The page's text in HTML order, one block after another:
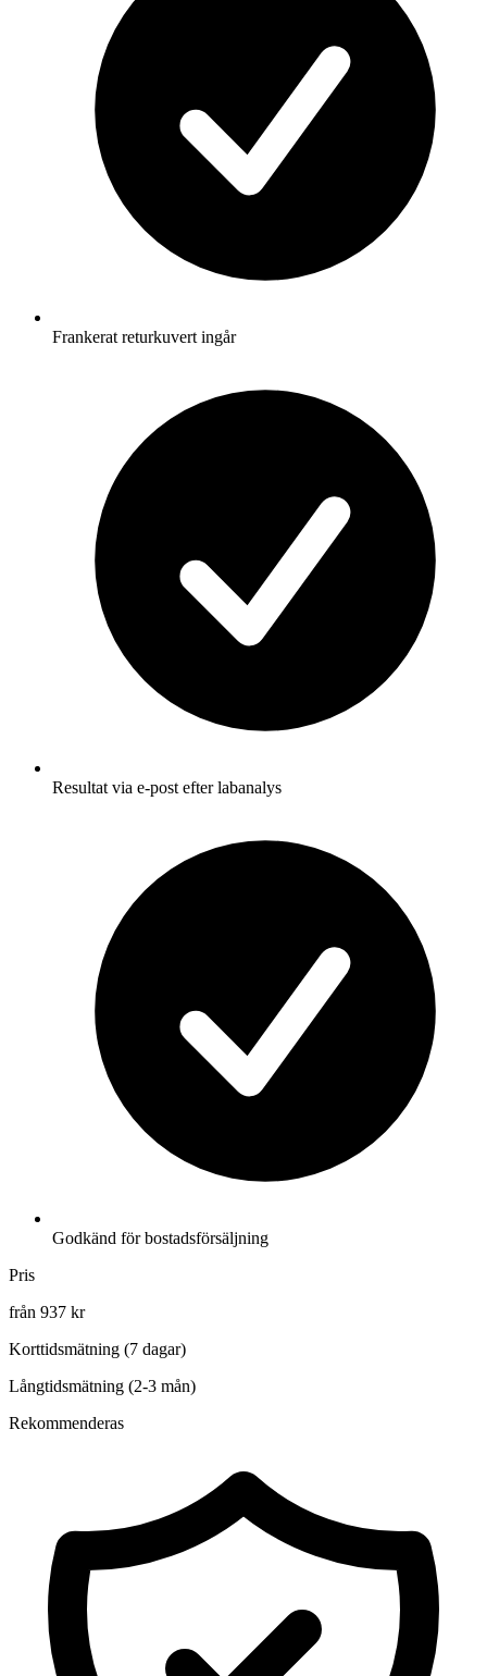
Frankerat returkuvert ingår
Resultat via e-post efter labanalys
Godkänd för bostadsförsäljning
Pris
från 937 kr
Korttidsmätning (7 dagar)
Långtidsmätning (2-3 mån)
Rekommenderas